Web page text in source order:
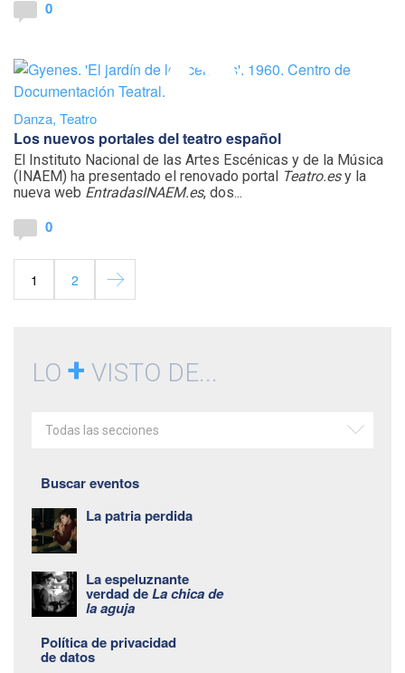
0
Danza, Teatro
Los nuevos portales del teatro español
El Instituto Nacional de las Artes Escénicas y de la Música
(INAEM) ha presentado el renovado portal Teatro.esy la
nueva web EntradasINAEM.es, dos...
0
1 2
LO + VISTO DE...
Todas las secciones
Buscar eventos
La patria perdida
La espeluznante
verdad deLa chica de
la aguja
Política de privacidad
de datos